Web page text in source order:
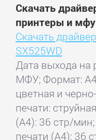
Скачать
принтеры и
Скачать
SX525WD
Дата выхода на
МФУ; Формат:
цветная и
печати:
(А4): 36 стр/
печати (А4): 36